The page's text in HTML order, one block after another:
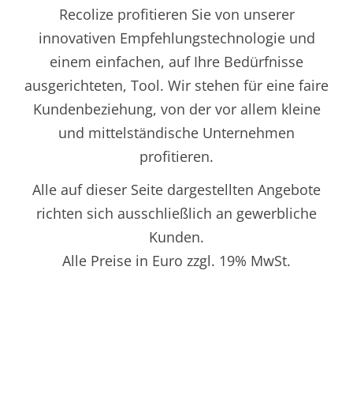
Recolize profitieren Sie von unserer
innovativen Empfehlungstechnologie und
einem einfachen, auf Ihre Bedürfnisse
ausgerichteten, Tool. Wir stehen für eine faire
Kundenbeziehung, von der vor allem kleine
und mittelständische Unternehmen
profitieren.
Alle auf dieser Seite dargestellten Angebote
richten sich ausschließlich an gewerbliche
Kunden.
Alle Preise in Euro zzgl. 19% MwSt.